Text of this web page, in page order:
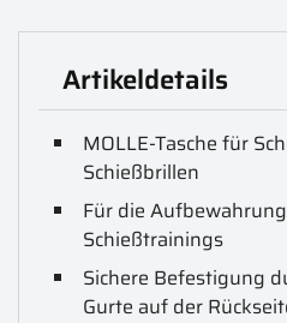
Artikeldetails
MOLLE-Tasche für
Schießbrillen
Für die
Schießtrainings
Sichere Befestigung
Gurte auf der